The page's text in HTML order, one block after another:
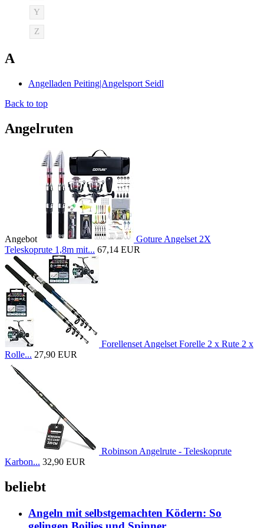
Y
Z
A
Angelladen Peiting|Angelsport Seidl
Back to top
Angelruten
Angebot
Goture Angelset 2X
Teleskoprute 1,8m mit... 67,14 EUR
Forellenset Angelset Forelle 2 x Rute 2 x
Rolle... 27,90 EUR
Robinson Angelrute - Teleskoprute
Karbon... 32,90 EUR
beliebt
Angeln mit selbstgemachten Ködern: So